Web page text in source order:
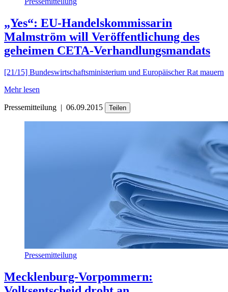
„Yes“: EU-Handelskommissarin
Malmström will Veröffentlichung des
geheimen CETA-Verhandlungsmandats
[21/15] Bundeswirtschaftsministerium und Europäischer Rat mauern
Mehr lesen
Pressemitteilung | 06.09.2015 Teilen
Pressemitteilung
Mecklenburg-Vorpommern: